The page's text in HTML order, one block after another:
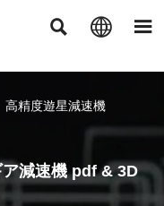
  
高精度遊星減速機
減速機 pdf & 3D